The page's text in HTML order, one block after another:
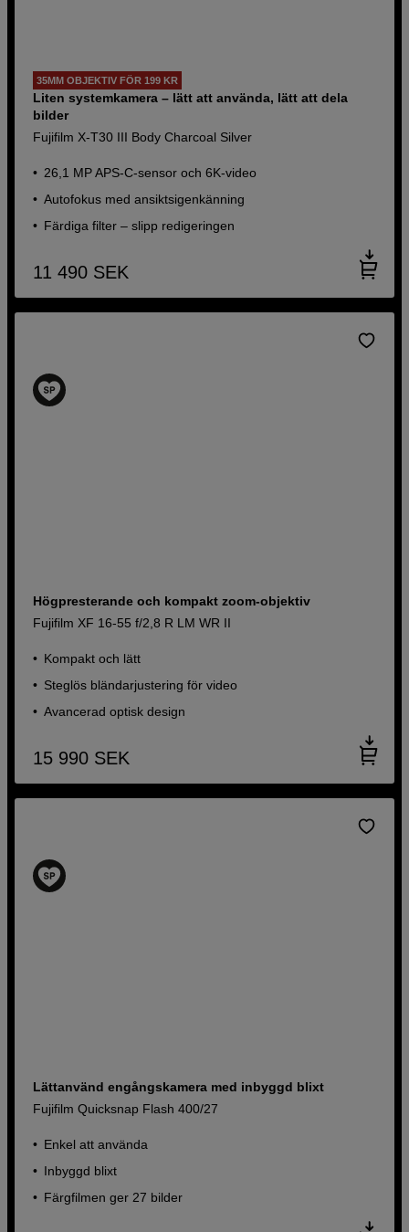
35MM OBJEKTIV FÖR 199 KR
Liten systemkamera – lätt att använda, lätt att dela
bilder
Fujifilm X-T30 III Body Charcoal Silver
26,1 MP APS-C-sensor och 6K-video
Autofokus med ansiktsigenkänning
Färdiga filter – slipp redigeringen
11 490 SEK
Högpresterande och kompakt zoom-objektiv
Fujifilm XF 16-55 f/2,8 R LM WR II
Kompakt och lätt
Steglös bländarjustering för video
Avancerad optisk design
15 990 SEK
Lättanvänd engångskamera med inbyggd blixt
Fujifilm Quicksnap Flash 400/27
Enkel att använda
Inbyggd blixt
Färgfilmen ger 27 bilder